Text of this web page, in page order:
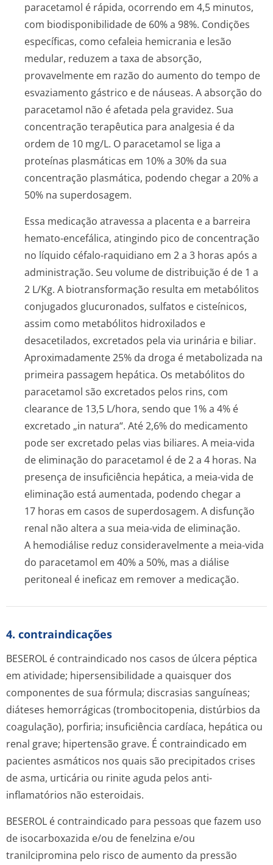
paracetamol é rápida, ocorrendo em 4,5 minutos,
com biodisponibilidade de 60% a 98%. Condições
específicas, como cefaleia hemicrania e lesão
medular, reduzem a taxa de absorção,
provavelmente em razão do aumento do tempo de
esvaziamento gástrico e de náuseas. A absorção do
paracetamol não é afetada pela gravidez. Sua
concentração terapêutica para analgesia é da
ordem de 10 mg/L. O paracetamol se liga a
proteínas plasmáticas em 10% a 30% da sua
concentração plasmática, podendo chegar a 20% a
50% na superdosagem.
Essa medicação atravessa a placenta e a barreira
hemato-encefálica, atingindo pico de concentração
no líquido céfalo-raquidiano em 2 a 3 horas após a
administração. Seu volume de distribuição é de 1 a
2 L/Kg. A biotransformação resulta em metabólitos
conjugados glucuronados, sulfatos e cisteínicos,
assim como metabólitos hidroxilados e
desacetilados, excretados pela via urinária e biliar.
Aproximadamente 25% da droga é metabolizada na
primeira passagem hepática. Os metabólitos do
paracetamol são excretados pelos rins, com
clearance de 13,5 L/hora, sendo que 1% a 4% é
excretado „in natura“. Até 2,6% do medicamento
pode ser excretado pelas vias biliares. A meia-vida
de eliminação do paracetamol é de 2 a 4 horas. Na
presença de insuficiência hepática, a meia-vida de
eliminação está aumentada, podendo chegar a
17 horas em casos de superdosagem. A disfunção
renal não altera a sua meia-vida de eliminação.
A hemodiálise reduz consideravelmente a meia-vida
do paracetamol em 40% a 50%, mas a diálise
peritoneal é ineficaz em remover a medicação.
4. contraindicações
BESEROL é contraindicado nos casos de úlcera péptica
em atividade; hipersensibilidade a quaisquer dos
componentes de sua fórmula; discrasias sanguíneas;
diáteses hemorrágicas (trombocitopenia, distúrbios da
coagulação), porfiria; insuficiência cardíaca, hepática ou
renal grave; hipertensão grave. É contraindicado em
pacientes asmáticos nos quais são precipitados crises
de asma, urticária ou rinite aguda pelos anti-
inflamatórios não esteroidais.
BESEROL é contraindicado para pessoas que fazem uso
de isocarboxazida e/ou de fenelzina e/ou
tranilcipromina pelo risco de aumento da pressão